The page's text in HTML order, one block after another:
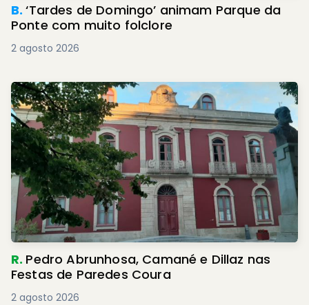
B.‘Tardes de Domingo’ animam Parque da
Ponte com muito folclore
2 agosto 2026
R. Pedro Abrunhosa, Camané e Dillaz nas
Festas de Paredes Coura
2 agosto 2026